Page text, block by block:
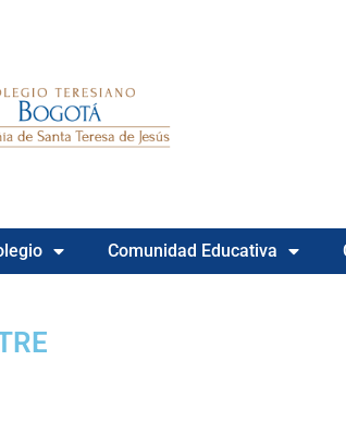
Comunidad Educativa